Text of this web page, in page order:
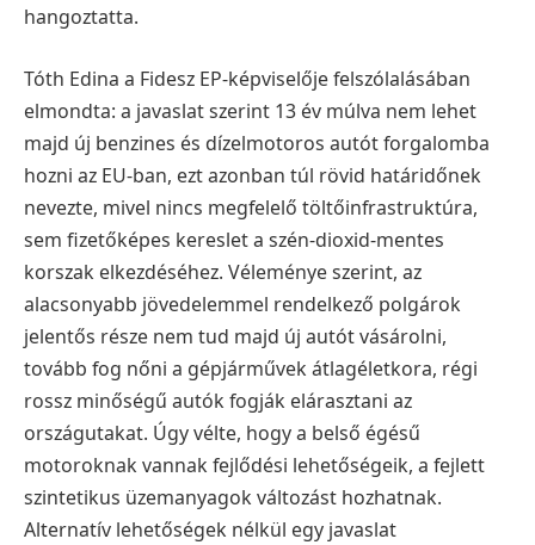
hangoztatta.
Tóth Edina a Fidesz EP-képviselője felszólalásában
elmondta: a javaslat szerint 13 év múlva nem lehet
majd új benzines és dízelmotoros autót forgalomba
hozni az EU-ban, ezt azonban túl rövid határidőnek
nevezte, mivel nincs megfelelő töltőinfrastruktúra,
sem fizetőképes kereslet a szén-dioxid-mentes
korszak elkezdéséhez. Véleménye szerint, az
alacsonyabb jövedelemmel rendelkező polgárok
jelentős része nem tud majd új autót vásárolni,
tovább fog nőni a gépjárművek átlagéletkora, régi
rossz minőségű autók fogják elárasztani az
országutakat. Úgy vélte, hogy a belső égésű
motoroknak vannak fejlődési lehetőségeik, a fejlett
szintetikus üzemanyagok változást hozhatnak.
Alternatív lehetőségek nélkül egy javaslat